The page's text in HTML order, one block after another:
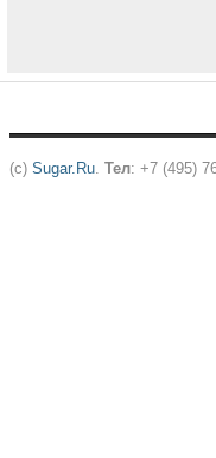
(c) Sugar.Ru. Тел: +7 (495)